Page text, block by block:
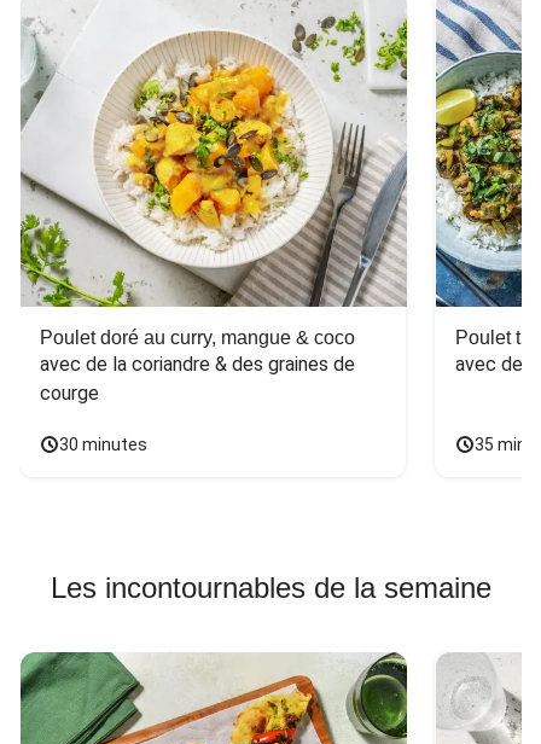
Poulet doré au curry, mangue & coco
avec de la coriandre & des graines de
courge
30 minutes
Poulet
avec des
35
Les incontournables de la semaine